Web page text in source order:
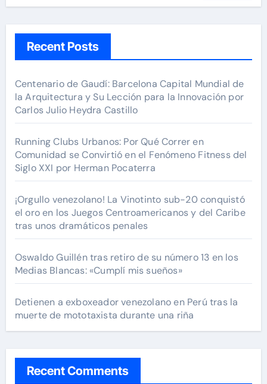
Recent Posts
Centenario de Gaudí: Barcelona Capital Mundial de
la Arquitectura y Su Lección para la Innovación por
Carlos Julio Heydra Castillo
Running Clubs Urbanos: Por Qué Correr en
Comunidad se Convirtió en el Fenómeno Fitness del
Siglo XXI por Herman Pocaterra
¡Orgullo venezolano! La Vinotinto sub-20 conquistó
el oro en los Juegos Centroamericanos y del Caribe
tras unos dramáticos penales
Oswaldo Guillén tras retiro de su número 13 en los
Medias Blancas: «Cumplí mis sueños»
Detienen a exboxeador venezolano en Perú tras la
muerte de mototaxista durante una riña
Recent Comments